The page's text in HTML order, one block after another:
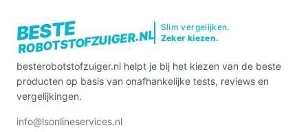
BESTE
ROBOTSTOFZUIGER.NL
Slim vergelijken.
Zeker kiezen.
besterobotstofzuiger.nl helpt je bij het kiezen van de beste
producten op basis van onafhankelijke tests, reviews en
vergelijkingen.
info@lsonlineservices.nl